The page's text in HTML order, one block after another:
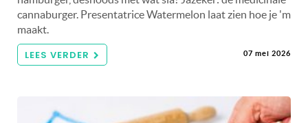
cannaburger. Presentatrice Watermelon laat zien hoe je 'm
maakt.
LEES VERDER 07 mei 2026